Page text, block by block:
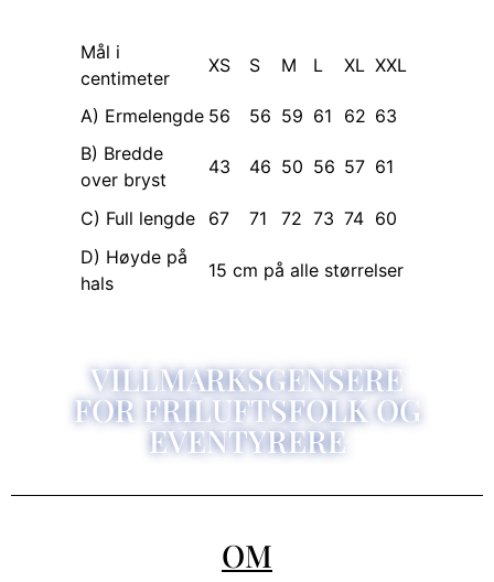
Mål i
centimeter
XS S M L XL XXL
A) Ermelengde 56 56 59 61 62 63
B) Bredde
over bryst
43 46 50 56 57 61
C) Full lengde 67 71 72 73 74 60
D) Høyde på
hals
15 cm på alle størrelser
VILLMARKSGENSERE
FOR FRILUFTSFOLK OG
EVENTYRERE
OM